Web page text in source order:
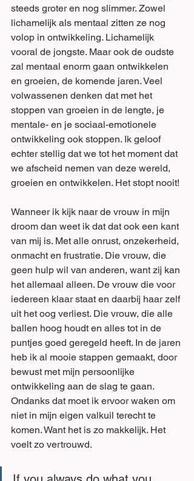
steeds groter en nog slimmer. Zowel
lichamelijk als mentaal zitten ze nog
volop in ontwikkeling. Lichamelijk
vooral de jongste. Maar ook de oudste
zal mentaal enorm gaan ontwikkelen
en groeien, de komende jaren. Veel
volwassenen denken dat met het
stoppen van groeien in de lengte, je
mentale- en je sociaal-emotionele
ontwikkeling ook stoppen. Ik geloof
echter stellig dat we tot het moment dat
we afscheid nemen van deze wereld,
groeien en ontwikkelen. Het stopt nooit!
Wanneer ik kijk naar de vrouw in mijn
droom dan weet ik dat dat ook een kant
van mij is. Met alle onrust, onzekerheid,
onmacht en frustratie. Die vrouw, die
geen hulp wil van anderen, want zij kan
het allemaal alleen. De vrouw die voor
iedereen klaar staat en daarbij haar zelf
uit het oog verliest. Die vrouw, die alle
ballen hoog houdt en alles tot in de
puntjes goed geregeld heeft. In de jaren
heb ik al mooie stappen gemaakt, door
bewust met mijn persoonlijke
ontwikkeling aan de slag te gaan.
Ondanks dat moet ik ervoor waken om
niet in mijn eigen valkuil terecht te
komen. Want het is zo makkelijk. Het
voelt zo vertrouwd.